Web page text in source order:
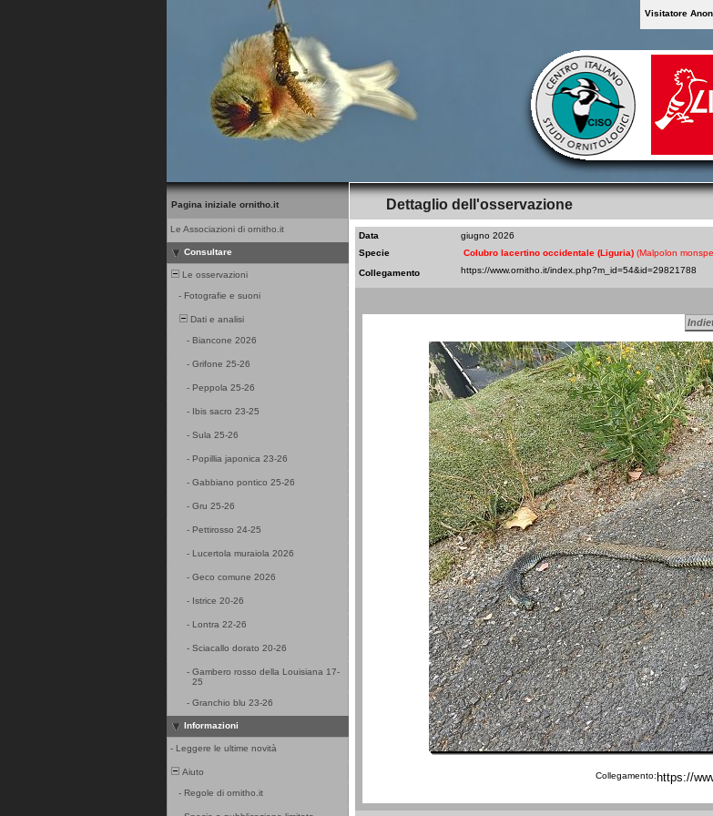
Visitatore
Pagina iniziale ornitho.it
Le Associazioni di ornitho.it
Consultare
Le osservazioni
- Fotografie e suoni
Dati e analisi
- Biancone 2026
- Grifone 25-26
- Peppola 25-26
- Ibis sacro 23-25
- Sula 25-26
- Popillia japonica 23-26
- Gabbiano pontico 25-26
- Gru 25-26
- Pettirosso 24-25
- Lucertola muraiola 2026
- Geco comune 2026
- Istrice 20-26
- Lontra 22-26
- Sciacallo dorato 20-26
- Gambero rosso della Louisiana 17-
25
- Granchio blu 23-26
Informazioni
- Leggere le ultime novità
Aiuto
- Regole di ornitho.it
Dettaglio dell'osservazione
Data
giugno 2026
Specie
Colubro lacertino occidentale (Liguria) (Malpolon
Collegamento
Collegamento: